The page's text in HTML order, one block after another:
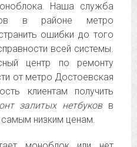
Наша служба
в районе метро
ошибки до того
всей системы.
центр по ремонту
от метро Достоевская
клиентам получить
залитых нетбуковв
низким ценам.